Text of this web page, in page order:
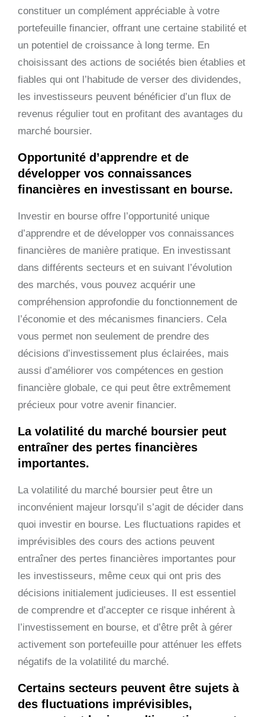
constituer un complément appréciable à votre
portefeuille financier, offrant une certaine stabilité et
un potentiel de croissance à long terme. En
choisissant des actions de sociétés bien établies et
fiables qui ont l’habitude de verser des dividendes,
les investisseurs peuvent bénéficier d’un flux de
revenus régulier tout en profitant des avantages du
marché boursier.
Opportunité d’apprendre et de
développer vos connaissances
financières en investissant en bourse.
Investir en bourse offre l’opportunité unique
d’apprendre et de développer vos connaissances
financières de manière pratique. En investissant
dans différents secteurs et en suivant l’évolution
des marchés, vous pouvez acquérir une
compréhension approfondie du fonctionnement de
l’économie et des mécanismes financiers. Cela
vous permet non seulement de prendre des
décisions d’investissement plus éclairées, mais
aussi d’améliorer vos compétences en gestion
financière globale, ce qui peut être extrêmement
précieux pour votre avenir financier.
La volatilité du marché boursier peut
entraîner des pertes financières
importantes.
La volatilité du marché boursier peut être un
inconvénient majeur lorsqu’il s’agit de décider dans
quoi investir en bourse. Les fluctuations rapides et
imprévisibles des cours des actions peuvent
entraîner des pertes financières importantes pour
les investisseurs, même ceux qui ont pris des
décisions initialement judicieuses. Il est essentiel
de comprendre et d’accepter ce risque inhérent à
l’investissement en bourse, et d’être prêt à gérer
activement son portefeuille pour atténuer les effets
négatifs de la volatilité du marché.
Certains secteurs peuvent être sujets à
des fluctuations imprévisibles,